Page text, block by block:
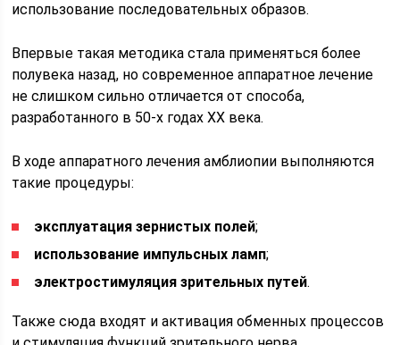
использование последовательных образов.
Впервые такая методика стала применяться более
полувека назад, но современное аппаратное лечение
не слишком сильно отличается от способа,
разработанного в 50-х годах XX века.
В ходе аппаратного лечения амблиопии выполняются
такие процедуры:
эксплуатация зернистых полей;
использование импульсных ламп;
электростимуляция зрительных путей.
Также сюда входят и активация обменных процессов